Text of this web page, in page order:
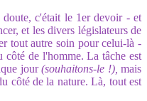
c'était le 1er devoir - et
et les divers législateurs de
tout autre soin pour celui-là -
de l'homme. La tâche est
jour(souhaitons-le !),mais
côté de la nature. Là, tout est